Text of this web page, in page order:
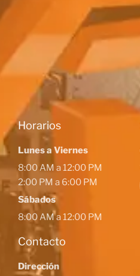
Horarios
Lunes a Viernes
8:00 AM a 12:00 PM
2:00 PM a 6:00 PM
Sábados
8:00 AM a 12:00 PM
Contacto
Dirección